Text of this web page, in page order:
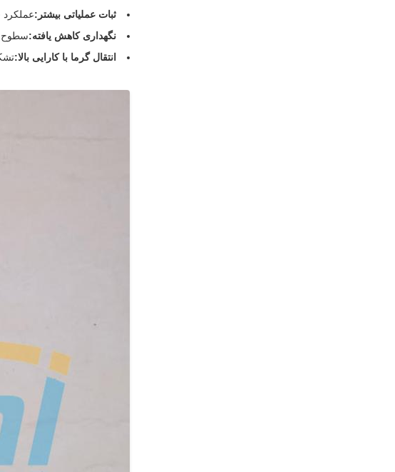
ثبات عملیاتی بیشتر:عملکرد
نگهداری کاهش یافته:سطوح
انتقال گرما با کارایی بالا: